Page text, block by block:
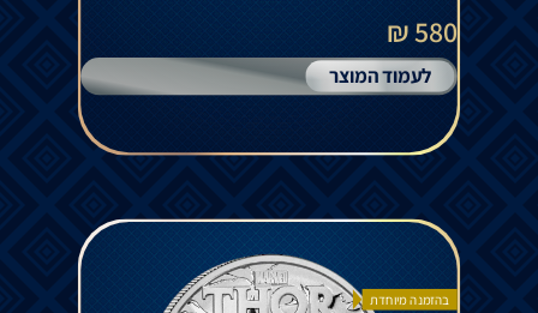
580 ₪
לעמוד המוצר
בהזמנה מיוחדת